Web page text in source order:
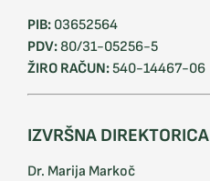
PIB: 03652564
PDV: 80/31-05256-5
ŽIRO RAČUN:540-14467-06
IZVRŠNA DIREKTORICA
Dr. Marija Markoč